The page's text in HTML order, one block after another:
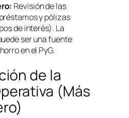
Revisión de las
y pólizas
de interés). La
ser una fuente
en el PyG.
de la
(Más